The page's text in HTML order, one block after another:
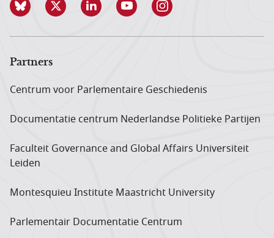
Partners
Centrum voor Parlementaire Geschiedenis
Documentatie centrum Neder­landse Politieke Partijen
Faculteit Governance and Global Affairs Universiteit
Leiden
Montesquieu Institute Maastricht University
Parlementair Documentatie Centrum